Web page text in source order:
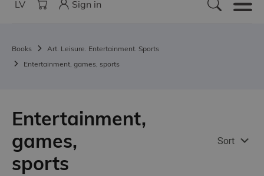
LV Sign in
Books
Art. Leisure. Entertainment. Sports
Entertainment, games, sports
Entertainment,
games,
sports
Sort